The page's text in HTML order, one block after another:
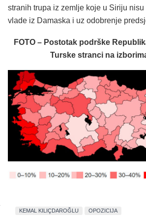
stranih trupa iz zemlje koje u Siriju
vlade iz Damaska i uz odobrenje
FOTO – Postotak podrške
Turske stranci na
KEMAL KILIÇDAROĞLU OPOZICIJA